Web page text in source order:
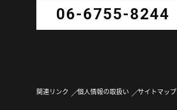
06-6755-8244
関連リンク 個人情報の取扱い サイトマップ